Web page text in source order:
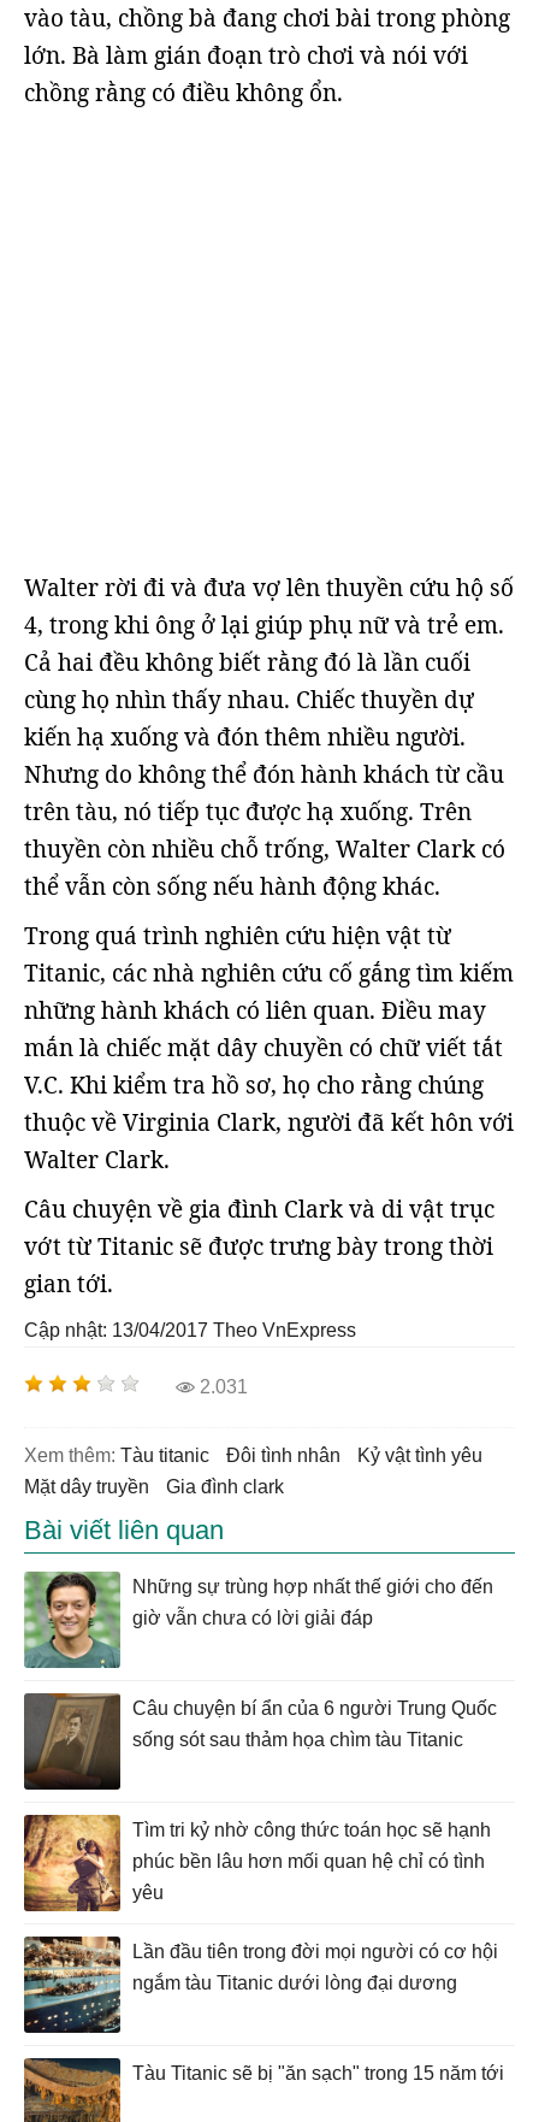
vào tàu, chồng bà đang chơi bài trong phòng
lớn. Bà làm gián đoạn trò chơi và nói với
chồng rằng có điều không ổn.
Walter rời đi và đưa vợ lên thuyền cứu hộ số
4, trong khi ông ở lại giúp phụ nữ và trẻ em.
Cả hai đều không biết rằng đó là lần cuối
cùng họ nhìn thấy nhau. Chiếc thuyền dự
kiến hạ xuống và đón thêm nhiều người.
Nhưng do không thể đón hành khách từ cầu
trên tàu, nó tiếp tục được hạ xuống. Trên
thuyền còn nhiều chỗ trống, Walter Clark có
thể vẫn còn sống nếu hành động khác.
Trong quá trình nghiên cứu hiện vật từ
Titanic, các nhà nghiên cứu cố gắng tìm kiếm
những hành khách có liên quan. Điều may
mắn là chiếc mặt dây chuyền có chữ viết tắt
V.C. Khi kiểm tra hồ sơ, họ cho rằng chúng
thuộc về Virginia Clark, người đã kết hôn với
Walter Clark.
Câu chuyện về gia đình Clark và di vật trục
vớt từ Titanic sẽ được trưng bày trong thời
gian tới.
Cập nhật: 13/04/2017 Theo VnExpress
2.031
Xem thêm: tàu titanic đôi tình nhân
kỷ vật tình yêu
mặt dây truyền
gia đình clark
Bài viết liên quan
Những sự trùng hợp nhất thế giới cho đến
giờ vẫn chưa có lời giải đáp
Câu chuyện bí ẩn của 6 người Trung Quốc
sống sót sau thảm họa chìm tàu Titanic
Tìm tri kỷ nhờ công thức toán học sẽ hạnh
phúc bền lâu hơn mối quan hệ chỉ có tình
yêu
Lần đầu tiên trong đời mọi người có cơ hội
ngắm tàu Titanic dưới lòng đại dương
Tàu Titanic sẽ bị "ăn sạch" trong 15 năm tới